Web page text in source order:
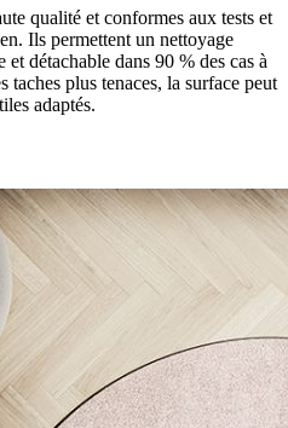
qualité et conformes aux tests et
Ils permettent un nettoyage
détachable dans 90 % des cas à
taches plus tenaces, la surface peut
adaptés.